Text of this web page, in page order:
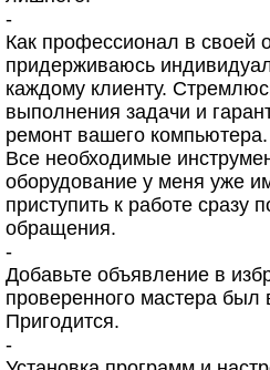
-
Как профессионал в своей
придерживаюсь
каждому клиенту.
выполнения задачи и
ремонт вашего компьютера.
Все необходимые
оборудование у меня уже
приступить к работе сразу
обращения.
-
Добавьте объявление в
проверенного мастера был
Пригодится.
-